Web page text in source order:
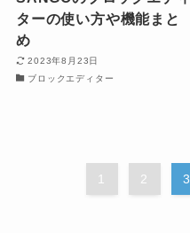
ターの使い方や機能まと
め
2023年8月23日
ブロックエディター
1 2 3